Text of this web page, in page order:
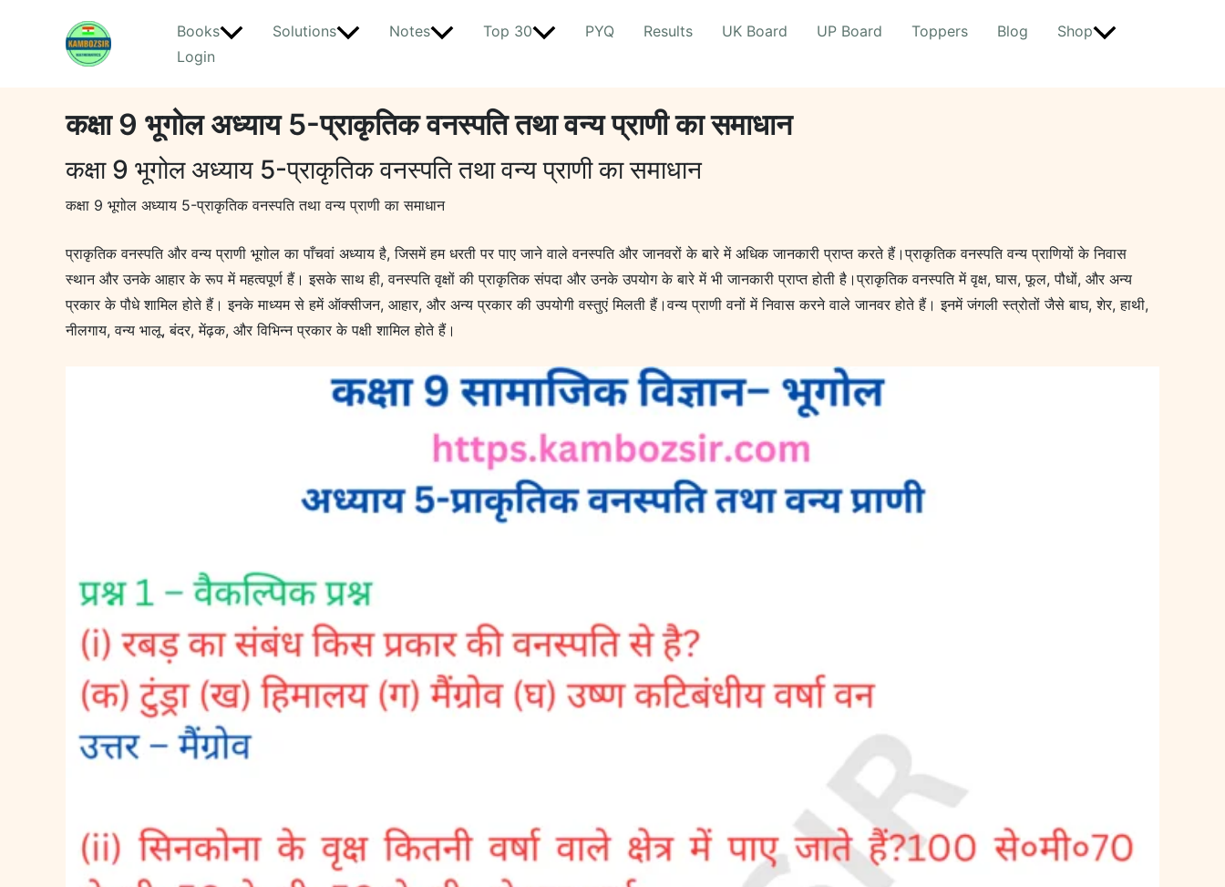
Books Solutions Notes Top 30 PYQ Results UK Board UP Board Toppers Blog
Shop
Login
कक्षा 9 भूगोल अध्याय 5-प्राकृतिक वनस्पति तथा वन्य प्राणी का समाधान
कक्षा 9 भूगोल अध्याय 5-प्राकृतिक वनस्पति तथा वन्य प्राणी का समाधान
कक्षा 9 भूगोल अध्याय 5-प्राकृतिक वनस्पति तथा वन्य प्राणी का समाधान
प्राकृतिक वनस्पति और वन्य प्राणी भूगोल का पाँचवां अध्याय है, जिसमें हम धरती पर पाए जाने वाले वनस्पति और जानवरों के बारे में अधिक जानकारी प्राप्त करते हैं।प्राकृतिक वनस्पति वन्य प्राणियों के निवास
स्थान और उनके आहार के रूप में महत्वपूर्ण हैं। इसके साथ ही, वनस्पति वृक्षों की प्राकृतिक संपदा और उनके उपयोग के बारे में भी जानकारी प्राप्त होती है।प्राकृतिक वनस्पति में वृक्ष, घास, फूल, पौधों, और अन्य
प्रकार के पौधे शामिल होते हैं। इनके माध्यम से हमें ऑक्सीजन, आहार, और अन्य प्रकार की उपयोगी वस्तुएं मिलती हैं।वन्य प्राणी वनों में निवास करने वाले जानवर होते हैं। इनमें जंगली स्त्रोतों जैसे बाघ, शेर, हाथी,
नीलगाय, वन्य भालू, बंदर, मेंढ़क, और विभिन्न प्रकार के पक्षी शामिल होते हैं।